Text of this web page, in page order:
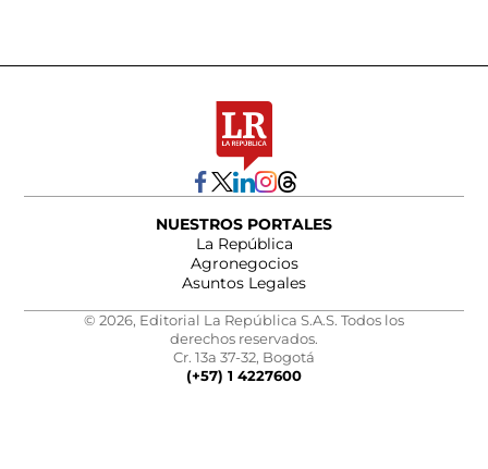
NUESTROS PORTALES
La República
Agronegocios
Asuntos Legales
© 2026, Editorial La República S.A.S. Todos los
derechos reservados.
Cr. 13a 37-32, Bogotá
(+57) 1 4227600